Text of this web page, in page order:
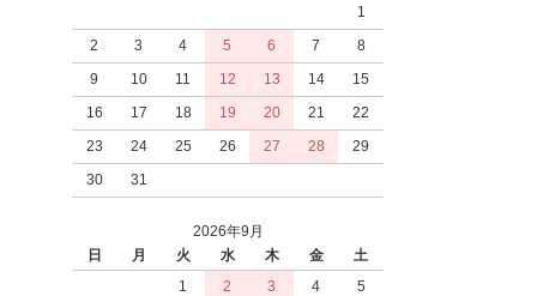
1
2
3 4 5 6 7
8
9
10 11 12 13 14
15
16
17 18 19 20 21
22
23
24 25 26 27 28
29
30
31
2026年9月
日
月 火 水 木 金
土
1
2 3 4
5